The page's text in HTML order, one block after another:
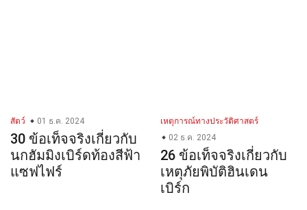
สัตว์ 01 ธ.ค. 2024
30 ข้อเท็จจริงเกี่ยวกับ
นกฮัมมิงเบิร์ดท้องสีฟ้า
แซฟไฟร์
เหตุการณ์ทางประวัติศาสตร์
02 ธ.ค. 2024
26 ข้อเท็จจริงเกี่ยวกับ
เหตุภัยพิบัติฮินเดน
เบิร์ก